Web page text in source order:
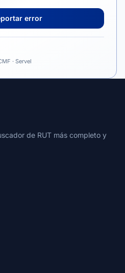
error
· Servel
de RUT más completo y